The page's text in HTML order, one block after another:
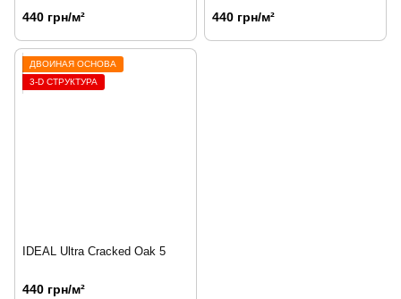
440 грн/м² 440 грн/м²
ДВОЙНАЯ ОСНОВА
3-D СТРУКТУРА
IDEAL Ultra Cracked Oak 5
440 грн/м²